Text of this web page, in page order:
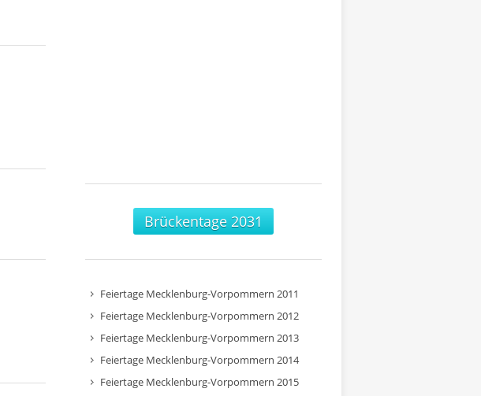
Brückentage 2031
Feiertage Mecklenburg-Vorpommern 2011
Feiertage Mecklenburg-Vorpommern 2012
Feiertage Mecklenburg-Vorpommern 2013
Feiertage Mecklenburg-Vorpommern 2014
Feiertage Mecklenburg-Vorpommern 2015